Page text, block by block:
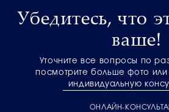
Убедитесь, что
ваше!
Уточните все вопросы по
посмотрите больше фото или
индивидуальную
ОНЛАЙН-